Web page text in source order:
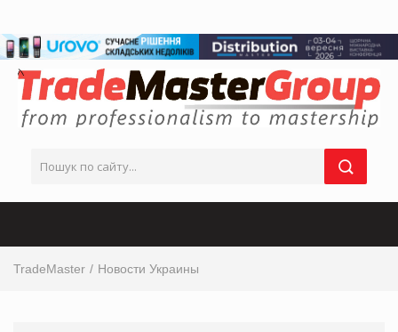
TradeMaster Новости Украины